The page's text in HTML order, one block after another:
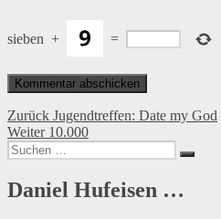
sieben + =
Beitragsnavigation
Zurück Vorheriger
Beitrag:
Jugendtreffen: Date my God
Weiter Nächster
Beitrag:
10.000
Suchen
nach:
Suchen
Daniel Hufeisen …